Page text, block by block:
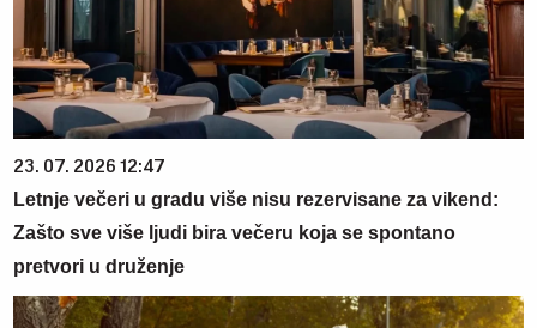
23. 07. 2026 12:47
Letnje večeri u gradu više nisu rezervisane za vikend:
Zašto sve više ljudi bira večeru koja se spontano
pretvori u druženje